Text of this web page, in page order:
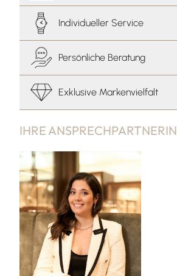
IHRE ANSPRECHPARTNERIN
Individueller Service
Persönliche Beratung
Exklusive Markenvielfalt